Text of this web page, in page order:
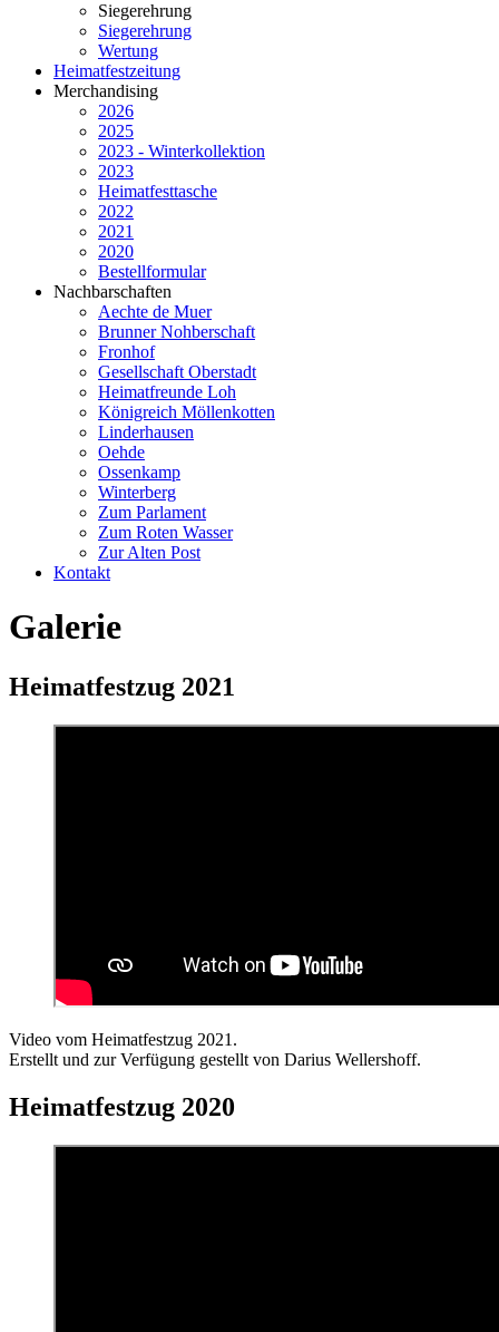
Siegerehrung
Siegerehrung
Wertung
Heimatfestzeitung
Merchandising
2026
2025
2023 - Winterkollektion
2023
Heimatfesttasche
2022
2021
2020
Bestellformular
Nachbarschaften
Aechte de Muer
Brunner Nohberschaft
Fronhof
Gesellschaft Oberstadt
Heimatfreunde Loh
Königreich Möllenkotten
Linderhausen
Oehde
Ossenkamp
Winterberg
Zum Parlament
Zum Roten Wasser
Zur Alten Post
Kontakt
Galerie
Heimatfestzug 2021
Video vom Heimatfestzug 2021.
Erstellt und zur Verfügung gestellt von Darius Wellershoff.
Heimatfestzug 2020